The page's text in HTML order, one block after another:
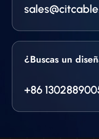
¿Buscas un
+86